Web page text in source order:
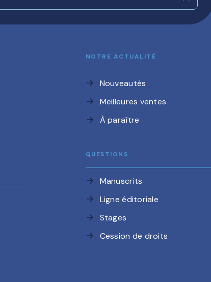
NOTRE ACTUALITÉ
arrow_forward Nouveautés
arrow_forward Meilleures ventes
arrow_forward À paraître
QUESTIONS
arrow_forward Manuscrits
arrow_forward Ligne éditoriale
arrow_forward Stages
arrow_forward Cession de droits